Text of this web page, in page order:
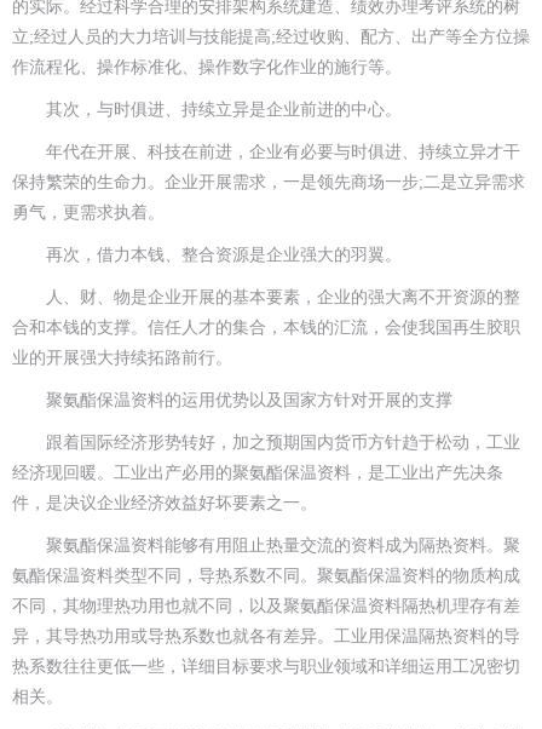
的实际。经过科学合理的安排架构系统建造、绩效办理考评系统的树
立;经过人员的大力培训与技能提高;经过收购、配方、出产等全方位操
作流程化、操作标准化、操作数字化作业的施行等。
其次，与时俱进、持续立异是企业前进的中心。
年代在开展、科技在前进，企业有必要与时俱进、持续立异才干
保持繁荣的生命力。企业开展需求，一是领先商场一步;二是立异需求
勇气，更需求执着。
再次，借力本钱、整合资源是企业强大的羽翼。
人、财、物是企业开展的基本要素，企业的强大离不开资源的整
合和本钱的支撑。信任人才的集合，本钱的汇流，会使我国再生胶职
业的开展强大持续拓路前行。
聚氨酯保温资料的运用优势以及国家方针对开展的支撑
跟着国际经济形势转好，加之预期国内货币方针趋于松动，工业
经济现回暖。工业出产必用的聚氨酯保温资料，是工业出产先决条
件，是决议企业经济效益好坏要素之一。
聚氨酯保温资料能够有用阻止热量交流的资料成为隔热资料。聚
氨酯保温资料类型不同，导热系数不同。聚氨酯保温资料的物质构成
不同，其物理热功用也就不同，以及聚氨酯保温资料隔热机理存有差
异，其导热功用或导热系数也就各有差异。工业用保温隔热资料的导
热系数往往更低一些，详细目标要求与职业领域和详细运用工况密切
相关。